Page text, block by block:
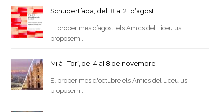
Schubertíada, del 18 al 21 d’agost
El proper mes d’agost, els Amics del Liceu us
proposem…
Milà i Torí, del 4 al 8 de novembre
El proper mes d'octubre els Amics del Liceu us
proposem…